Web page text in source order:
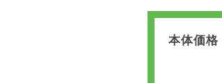
本体価格